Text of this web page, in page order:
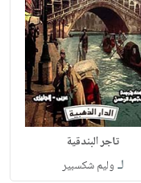
تاجر البندقية
لـ وليم شكسبير